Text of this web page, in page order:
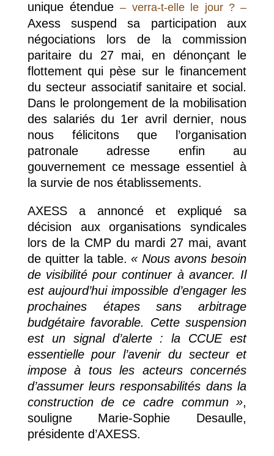
unique étendue– verra-t-elle le jour ? –
Axess suspend sa participation aux
négociations lors de la commission
paritaire du 27 mai, en dénonçant le
flottement qui pèse sur le financement
du secteur associatif sanitaire et social.
Dans le prolongement de la mobilisation
des salariés du 1er avril dernier, nous
nous félicitons que l’organisation
patronale adresse enfin au
gouvernement ce message essentiel à
la survie de nos établissements.
AXESS a annoncé et expliqué sa
décision aux organisations syndicales
lors de la CMP du mardi 27 mai, avant
de quitter la table.« Nous avons besoin
de visibilité pour continuer à avancer. Il
est aujourd’hui impossible d’engager les
prochaines étapes sans arbitrage
budgétaire favorable. Cette suspension
est un signal d’alerte : la CCUE est
essentielle pour l’avenir du secteur et
impose à tous les acteurs concernés
d’assumer leurs responsabilités dans la
construction de ce cadre commun »,
souligne Marie-Sophie Desaulle,
présidente d’AXESS.